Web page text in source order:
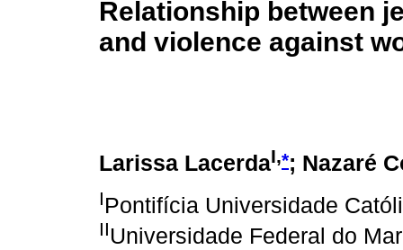
Relationship between
and violence against
Larissa LacerdaI,*; Nazaré
IPontifícia Universidade
IIUniversidade Federal do